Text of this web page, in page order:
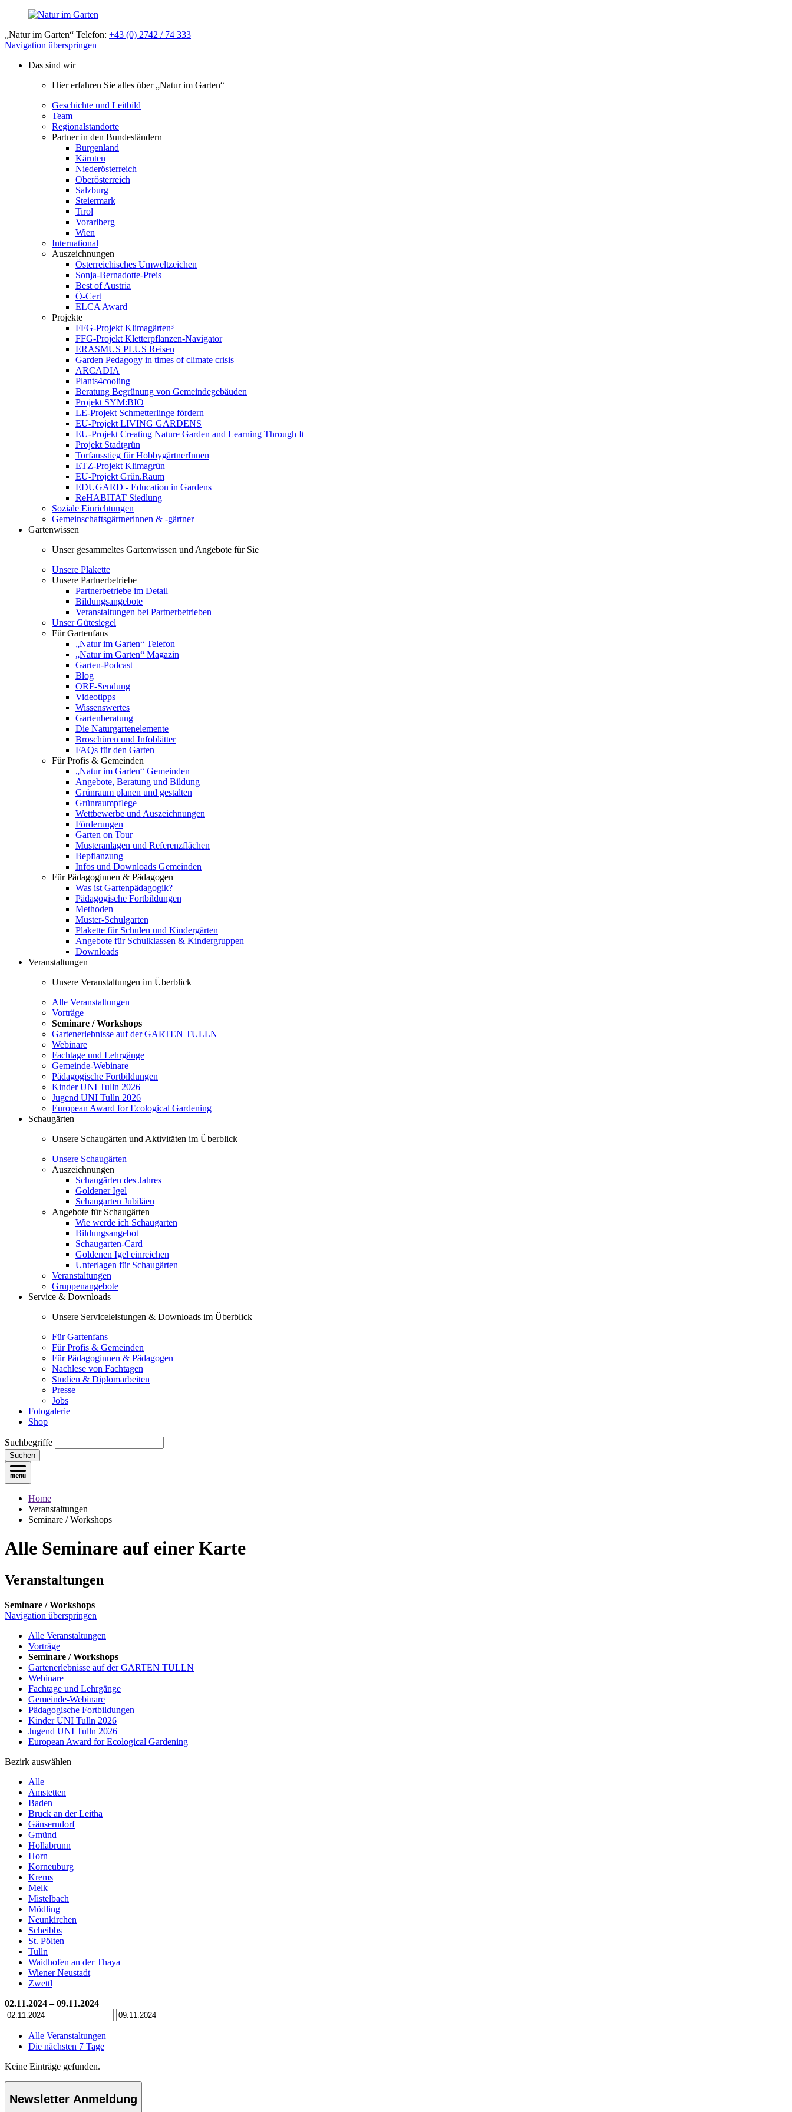
„Natur im Garten“ Telefon: +43 (0) 2742 / 74 333
Navigation überspringen
Das sind wir
Hier erfahren Sie alles über „Natur im Garten“
Geschichte und Leitbild
Team
Regionalstandorte
Partner in den Bundesländern
Burgenland
Kärnten
Niederösterreich
Oberösterreich
Salzburg
Steiermark
Tirol
Vorarlberg
Wien
International
Auszeichnungen
Österreichisches Umweltzeichen
Sonja-Bernadotte-Preis
Best of Austria
Ö-Cert
ELCA Award
Projekte
FFG-Projekt Klimagärten³
FFG-Projekt Kletterpflanzen-Navigator
ERASMUS PLUS Reisen
Garden Pedagogy in times of climate crisis
ARCADIA
Plants4cooling
Beratung Begrünung von Gemeindegebäuden
Projekt SYM:BIO
LE-Projekt Schmetterlinge fördern
EU-Projekt LIVING GARDENS
EU-Projekt Creating Nature Garden and Learning Through It
Projekt Stadtgrün
Torfausstieg für HobbygärtnerInnen
ETZ-Projekt Klimagrün
EU-Projekt Grün.Raum
EDUGARD - Education in Gardens
ReHABITAT Siedlung
Soziale Einrichtungen
Gemeinschaftsgärtnerinnen & -gärtner
Gartenwissen
Unser gesammeltes Gartenwissen und Angebote für Sie
Unsere Plakette
Unsere Partnerbetriebe
Partnerbetriebe im Detail
Bildungsangebote
Veranstaltungen bei Partnerbetrieben
Unser Gütesiegel
Für Gartenfans
„Natur im Garten“ Telefon
„Natur im Garten“ Magazin
Garten-Podcast
Blog
ORF-Sendung
Videotipps
Wissenswertes
Gartenberatung
Die Naturgartenelemente
Broschüren und Infoblätter
FAQs für den Garten
Für Profis & Gemeinden
„Natur im Garten“ Gemeinden
Angebote, Beratung und Bildung
Grünraum planen und gestalten
Grünraumpflege
Wettbewerbe und Auszeichnungen
Förderungen
Garten on Tour
Musteranlagen und Referenzflächen
Bepflanzung
Infos und Downloads Gemeinden
Für Pädagoginnen & Pädagogen
Was ist Gartenpädagogik?
Pädagogische Fortbildungen
Methoden
Muster-Schulgarten
Plakette für Schulen und Kindergärten
Angebote für Schulklassen & Kindergruppen
Downloads
Veranstaltungen
Unsere Veranstaltungen im Überblick
Alle Veranstaltungen
Vorträge
Seminare / Workshops
Gartenerlebnisse auf der GARTEN TULLN
Webinare
Fachtage und Lehrgänge
Gemeinde-Webinare
Pädagogische Fortbildungen
Kinder UNI Tulln 2026
Jugend UNI Tulln 2026
European Award for Ecological Gardening
Schaugärten
Unsere Schaugärten und Aktivitäten im Überblick
Unsere Schaugärten
Auszeichnungen
Schaugärten des Jahres
Goldener Igel
Schaugarten Jubiläen
Angebote für Schaugärten
Wie werde ich Schaugarten
Bildungsangebot
Schaugarten-Card
Goldenen Igel einreichen
Unterlagen für Schaugärten
Veranstaltungen
Gruppenangebote
Service & Downloads
Unsere Serviceleistungen & Downloads im Überblick
Für Gartenfans
Für Profis & Gemeinden
Für Pädagoginnen & Pädagogen
Nachlese von Fachtagen
Studien & Diplomarbeiten
Presse
Jobs
Fotogalerie
Shop
Suchbegriffe
Suchen
Home
Veranstaltungen
Seminare / Workshops
Alle Seminare auf einer Karte
Veranstaltungen
Seminare / Workshops
Navigation überspringen
Alle Veranstaltungen
Vorträge
Seminare / Workshops
Gartenerlebnisse auf der GARTEN TULLN
Webinare
Fachtage und Lehrgänge
Gemeinde-Webinare
Pädagogische Fortbildungen
Kinder UNI Tulln 2026
Jugend UNI Tulln 2026
European Award for Ecological Gardening
Bezirk auswählen
Alle
Amstetten
Baden
Bruck an der Leitha
Gänserndorf
Gmünd
Hollabrunn
Horn
Korneuburg
Krems
Melk
Mistelbach
Mödling
Neunkirchen
Scheibbs
St. Pölten
Tulln
Waidhofen an der Thaya
Wiener Neustadt
Zwettl
02.11.2024 – 09.11.2024
Alle Veranstaltungen
Die nächsten 7 Tage
Keine Einträge gefunden.
Newsletter Anmeldung